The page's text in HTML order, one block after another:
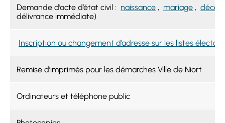
Demande d’acte d’état civil : naissance , mariage , décès
délivrance immédiate)
Inscription ou changement d’adresse sur les listes
Remise d’imprimés pour les démarches Ville de Niort
Ordinateurs et téléphone public